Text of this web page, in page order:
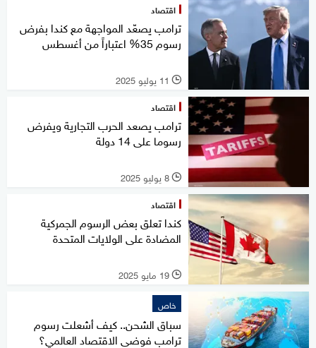
اقتصاد
ترامب يصعّد المواجهة مع كندا بفرض
رسوم 35% اعتباراً من أغسطس
l 11 يوليو 2025
اقتصاد
ترامب يصعد الحرب التجارية ويفرض
رسوما على 14 دولة
l 8 يوليو 2025
اقتصاد
كندا تعلق بعض الرسوم الجمركية
المضادة على الولايات المتحدة
l 19 مايو 2025
خاص
سباق الشحن.. كيف أشعلت رسوم
ترامب فوضى الاقتصاد العالمي؟